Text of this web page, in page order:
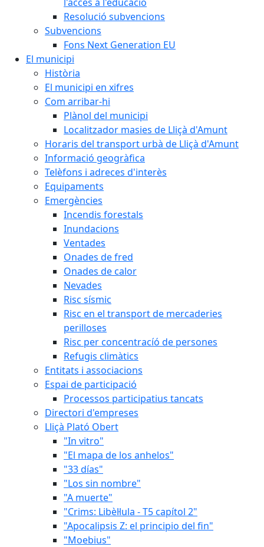
Resolució subvencions
Subvencions
Fons Next Generation EU
El municipi
Història
El municipi en xifres
Com arribar-hi
Plànol del municipi
Localitzador masies de Lliçà d'Amunt
Horaris del transport urbà de Lliçà d'Amunt
Informació geogràfica
Telèfons i adreces d'interès
Equipaments
Emergències
Incendis forestals
Inundacions
Ventades
Onades de fred
Onades de calor
Nevades
Risc sísmic
Risc en el transport de mercaderies
perilloses
Risc per concentracíó de persones
Refugis climàtics
Entitats i associacions
Espai de participació
Processos participatius tancats
Directori d'empreses
Lliçà Plató Obert
"In vitro"
"El mapa de los anhelos"
"33 días"
"Los sin nombre"
"A muerte"
"Crims: Libèl·lula - T5 capítol 2"
"Apocalipsis Z: el principio del fin"
"Moebius"